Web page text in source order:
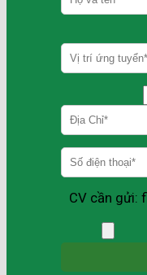
CV cần gửi: